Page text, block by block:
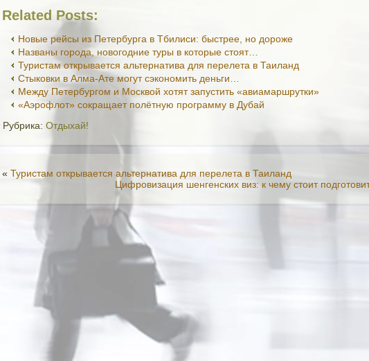
Related Posts:
Новые рейсы из Петербурга в Тбилиси: быстрее, но дороже
Названы города, новогодние туры в которые стоят…
Туристам открывается альтернатива для перелета в Таиланд
Стыковки в Алма-Ате могут сэкономить деньги…
Между Петербургом и Москвой хотят запустить «авиамаршрутки»
«Аэрофлот» сокращает полётную программу в Дубай
Рубрика: Отдыхай!
« Туристам открывается альтернатива для перелета в Таиланд
Цифровизация шенгенских виз: к чему стоит